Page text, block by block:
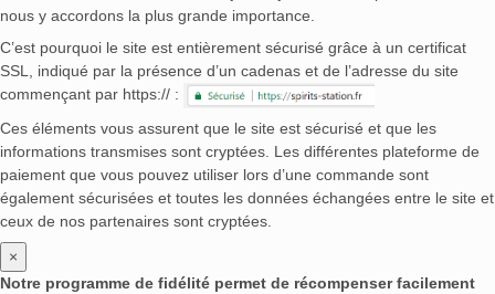
nous y accordons la plus grande importance.
C’est pourquoi le site est entièrement sécurisé grâce à un certificat
SSL, indiqué par la présence d’un cadenas et de l’adresse du site
commençant par https:// :
Ces éléments vous assurent que le site est sécurisé et que les
informations transmises sont cryptées. Les différentes plateforme de
paiement que vous pouvez utiliser lors d’une commande sont
également sécurisées et toutes les données échangées entre le site et
ceux de nos partenaires sont cryptées.
×
Notre programme de fidélité permet de récompenser facilement